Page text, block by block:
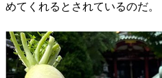
めてくれるとされているのだ。